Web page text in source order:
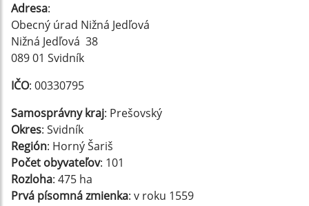
Adresa:
Obecný úrad Nižná Jedľová
Nižná Jedľová 38
089 01 Svidník
IČO: 00330795
Samosprávny kraj: Prešovský
Okres: Svidník
Región: Horný Šariš
Počet obyvateľov: 101
Rozloha: 475 ha
Prvá písomná zmienka: v roku 1559